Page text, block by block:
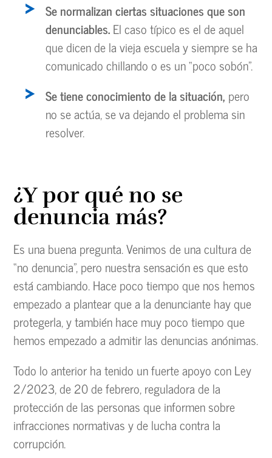
Se normalizan ciertas situaciones que son
denunciables.El caso típico es el de aquel
que dicen de la vieja escuela y siempre se ha
comunicado chillando o es un “poco sobón”.
Se tiene conocimiento de la situación, pero
no se actúa, se va dejando el problema sin
resolver.
¿Y por qué no se
denuncia más?
Es una buena pregunta. Venimos de una cultura de
“no denuncia”, pero nuestra sensación es que esto
está cambiando. Hace poco tiempo que nos hemos
empezado a plantear que a la denunciante hay que
protegerla, y también hace muy poco tiempo que
hemos empezado a admitir las denuncias anónimas.
Todo lo anterior ha tenido un fuerte apoyo con Ley
2/2023, de 20 de febrero, reguladora de la
protección de las personas que informen sobre
infracciones normativas y de lucha contra la
corrupción.